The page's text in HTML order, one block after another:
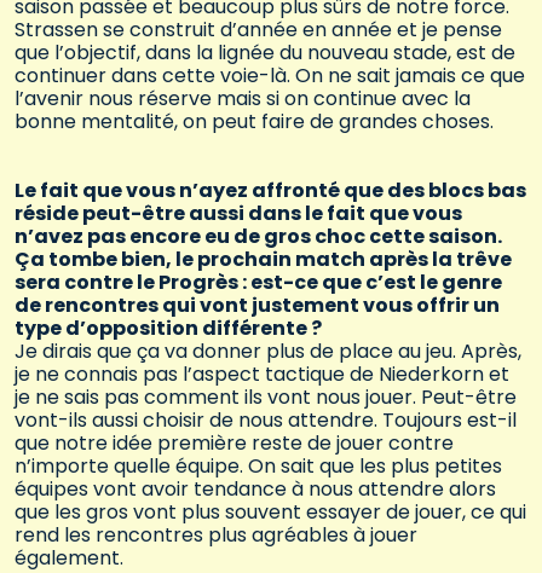
saison passée et beaucoup plus sûrs de notre force.
Strassen se construit d’année en année et je pense
que l’objectif, dans la lignée du nouveau stade, est de
continuer dans cette voie-là. On ne sait jamais ce que
l’avenir nous réserve mais si on continue avec la
bonne mentalité, on peut faire de grandes choses.
Le fait que vous n’ayez affronté que des blocs bas
réside peut-être aussi dans le fait que vous
n’avez pas encore eu de gros choc cette saison.
Ça tombe bien, le prochain match après la trêve
sera contre le Progrès : est-ce que c’est le genre
de rencontres qui vont justement vous offrir un
type d’opposition différente ?
Je dirais que ça va donner plus de place au jeu. Après,
je ne connais pas l’aspect tactique de Niederkorn et
je ne sais pas comment ils vont nous jouer. Peut-être
vont-ils aussi choisir de nous attendre. Toujours est-il
que notre idée première reste de jouer contre
n’importe quelle équipe. On sait que les plus petites
équipes vont avoir tendance à nous attendre alors
que les gros vont plus souvent essayer de jouer, ce qui
rend les rencontres plus agréables à jouer
également.